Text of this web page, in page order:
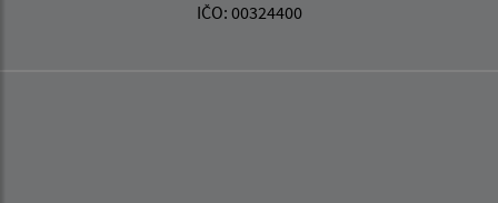
IČO: 00324400